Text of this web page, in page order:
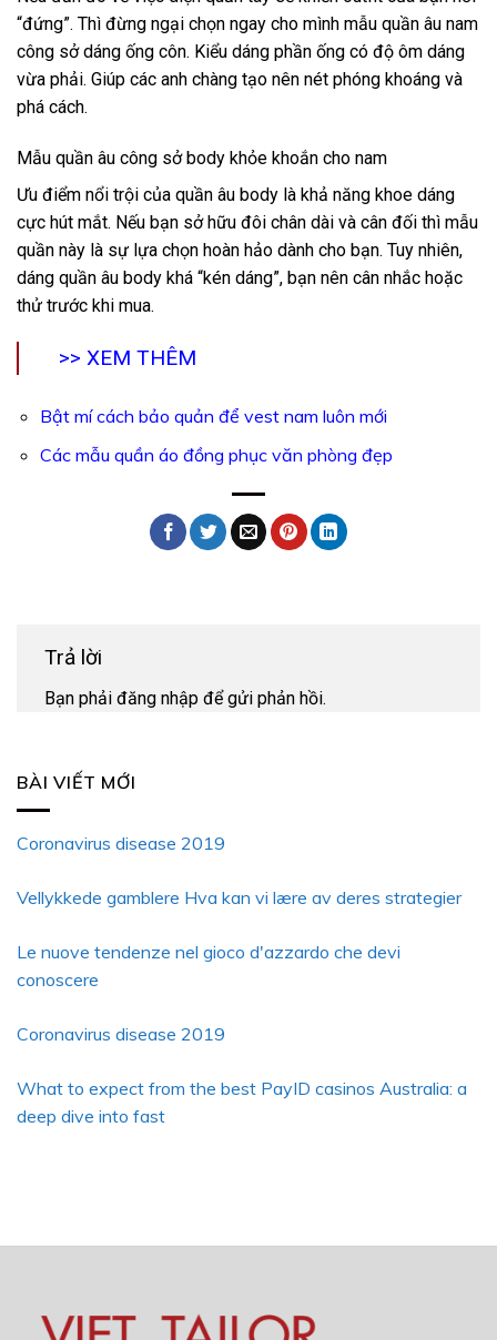
BÀI VIẾT MỚI
Coronavirus disease 2019
Vellykkede gamblere Hva kan vi lære av deres strategier
Le nuove tendenze nel gioco d'azzardo che devi
conoscere
Coronavirus disease 2019
What to expect from the best PayID casinos Australia: a
deep dive into fast
“đứng”. Thì đừng ngại chọn ngay cho mình mẫu quần âu nam
công sở dáng ống côn. Kiểu dáng phần ống có độ ôm dáng
vừa phải. Giúp các anh chàng tạo nên nét phóng khoáng và
phá cách.
Mẫu quần âu công sở body khỏe khoắn cho nam
Ưu điểm nổi trội của quần âu body là khả năng khoe dáng
cực hút mắt. Nếu bạn sở hữu đôi chân dài và cân đối thì mẫu
quần này là sự lựa chọn hoàn hảo dành cho bạn. Tuy nhiên,
dáng quần âu body khá “kén dáng”, bạn nên cân nhắc hoặc
thử trước khi mua.
>> XEM THÊM
Bật mí cách bảo quản để vest nam luôn mới
Các mẫu quần áo đồng phục văn phòng đẹp
Trả lời
Bạn phải đăng nhập để gửi phản hồi.